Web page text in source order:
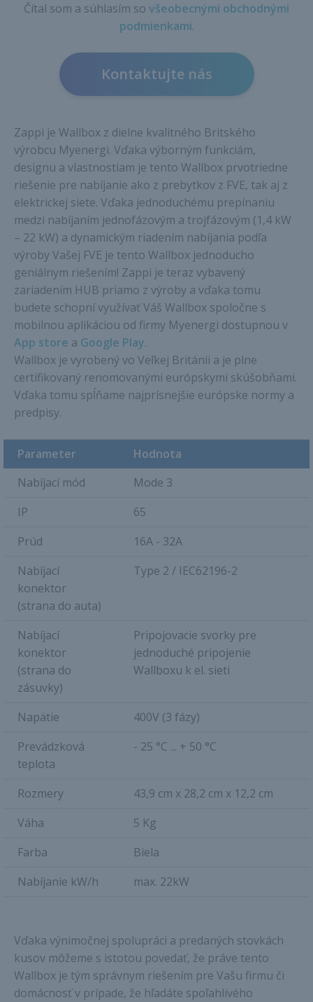
Čítal som a súhlasím so všeobecnými obchodnými
podmienkami.
Kontaktujte nás
Zappi je Wallbox z dielne kvalitného Britského
výrobcu Myenergi. Vďaka výborným funkciám,
designu a vlastnostiam je tento Wallbox prvotriedne
riešenie pre nabíjanie ako z prebytkov z FVE, tak aj z
elektrickej siete. Vďaka jednoduchému prepínaniu
medzi nabíjaním jednofázovým a trojfázovým (1,4 kW
– 22 kW) a dynamickým riadením nabíjania podľa
výroby Vašej FVE je tento Wallbox jednoducho
geniálnym riešením! Zappi je teraz vybavený
zariadením HUB priamo z výroby a vďaka tomu
budete schopní využívať Váš Wallbox spoločne s
mobilnou aplikáciou od firmy Myenergi dostupnou v
App store a Google Play.
Wallbox je vyrobený vo Veľkej Británii a je plne
certifikovaný renomovanými európskymi skúšobňami.
Vďaka tomu spĺňame najprísnejšie európske normy a
predpisy.
Parameter
Hodnota
Nabíjací mód
Mode 3
IP
65
Prúd
16A - 32A
Nabíjací
konektor
(strana do auta)
Type 2 / IEC62196-2
Nabíjací
konektor
(strana do
zásuvky)
Pripojovacie svorky pre
jednoduché pripojenie
Wallboxu k el. sieti
Napätie
400V (3 fázy)
Prevádzková
teplota
- 25 °C ... + 50 °C
Rozmery
43,9 cm x 28,2 cm x 12,2 cm
Váha
5 Kg
Farba
Biela
Nabíjanie kW/h
max. 22kW
Vďaka výnimočnej spolupráci a predaných stovkách
kusov môžeme s istotou povedať, že práve tento
Wallbox je tým správnym riešením pre Vašu firmu či
domácnosť v prípade, že hľadáte spoľahlivého